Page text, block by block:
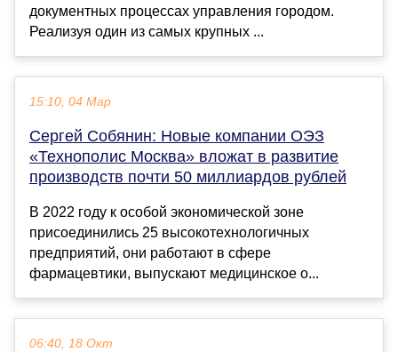
документных процессах управления городом.
Реализуя один из самых крупных ...
15:10, 04 Мар
Сергей Собянин: Новые компании ОЭЗ
«Технополис Москва» вложат в развитие
производств почти 50 миллиардов рублей
В 2022 году к особой экономической зоне
присоединились 25 высокотехнологичных
предприятий, они работают в сфере
фармацевтики, выпускают медицинское о...
06:40, 18 Окт